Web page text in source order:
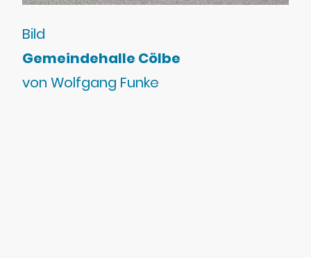
Bild
Gemeindehalle Cölbe
von Wolfgang Funke